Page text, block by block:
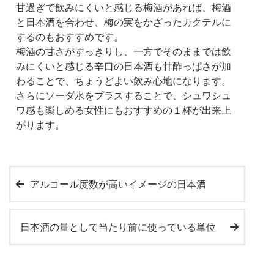
甘過ぎて飲みにくいと感じる梅酒があれば、梅酒
と日本酒を合わせ、梅の実をかざったカクテルに
するのもおすすめです。
梅酒の甘さがすっきりし、一方でそのままでは飲
みにくいと感じる辛口の日本酒も甘酢っぱさが加
わることで、ちょうどよい飲み心地になります。
さらにソーダ水をプラスすることで、シュワシュ
ワ感も楽しめる女性にもおすすめの１杯が出来上
がります。
アルコール度数が高いイメージの日本酒
日本酒の量として当たり前に使っている単位